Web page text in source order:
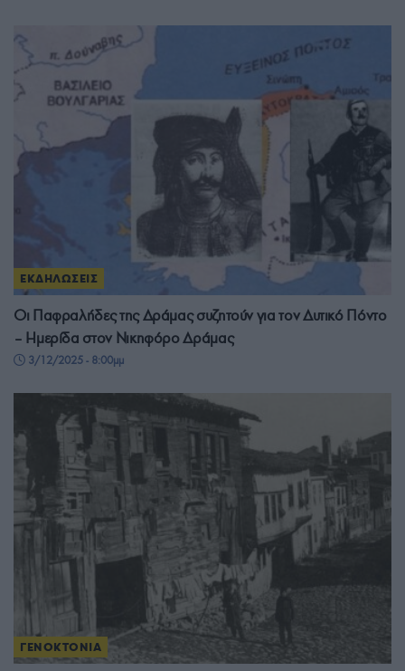
ΕΚΔΗΛΩΣΕΙΣ
Οι Παφραλήδες της Δράμας συζητούν για τον Δυτικό Πόντο
– Ημερίδα στον Νικηφόρο Δράμας
3/12/2025 - 8:00μμ
ΓΕΝΟΚΤΟΝΙΑ